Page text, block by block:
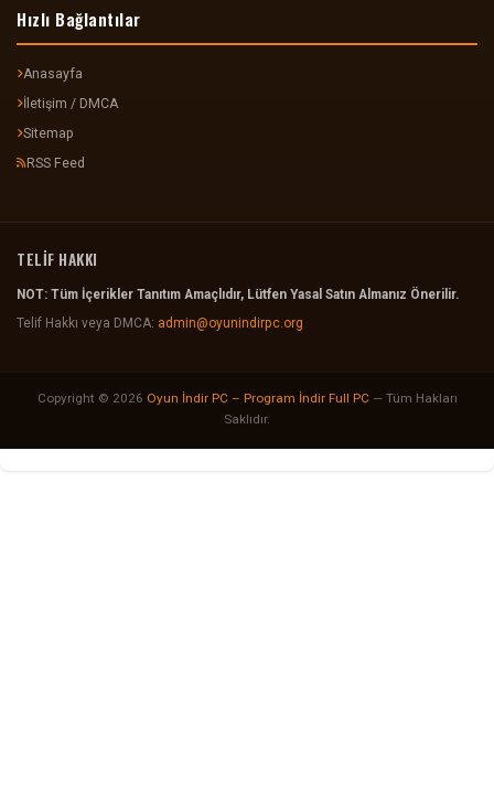
Hızlı Bağlantılar
Anasayfa
İletişim / DMCA
Sitemap
RSS Feed
TELİF HAKKI
NOT: Tüm İçerikler Tanıtım Amaçlıdır, Lütfen Yasal Satın Almanız Önerilir.
Telif Hakkı veya DMCA: admin@oyunindirpc.org
Copyright © 2026 Oyun İndir PC – Program İndir Full PC — Tüm Hakları
Saklıdır.